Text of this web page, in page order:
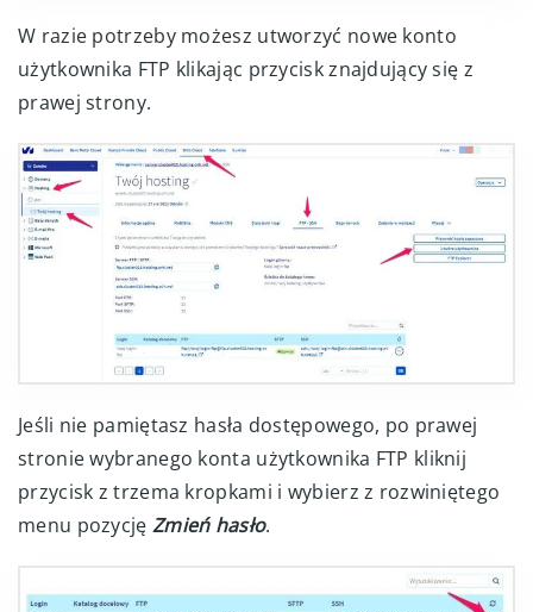
W razie potrzeby możesz utworzyć nowe konto
użytkownika FTP klikając przycisk znajdujący się z
prawej strony.
Jeśli nie pamiętasz hasła dostępowego, po prawej
stronie wybranego konta użytkownika FTP kliknij
przycisk z trzema kropkami i wybierz z rozwiniętego
menu pozycję Zmień hasło.